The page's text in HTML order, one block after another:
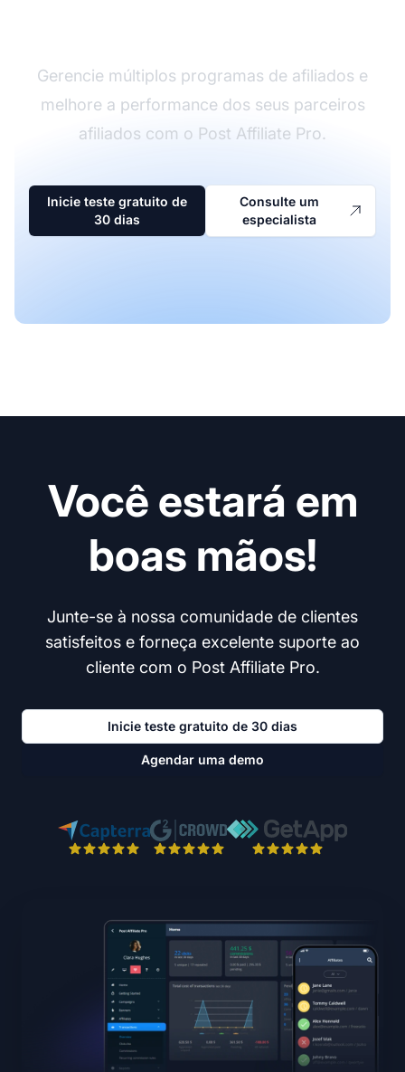
Gerencie múltiplos programas de afiliados e
melhore a performance dos seus parceiros
afiliados com o Post Affiliate Pro.
Inicie teste gratuito de
30 dias
Consulte um
especialista
Você estará em
boas mãos!
Junte-se à nossa comunidade de clientes
satisfeitos e forneça excelente suporte ao
cliente com o Post Affiliate Pro.
Inicie teste gratuito de 30 dias
Agendar uma demo